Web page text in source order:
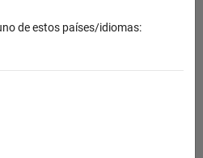
de estos países/idiomas: